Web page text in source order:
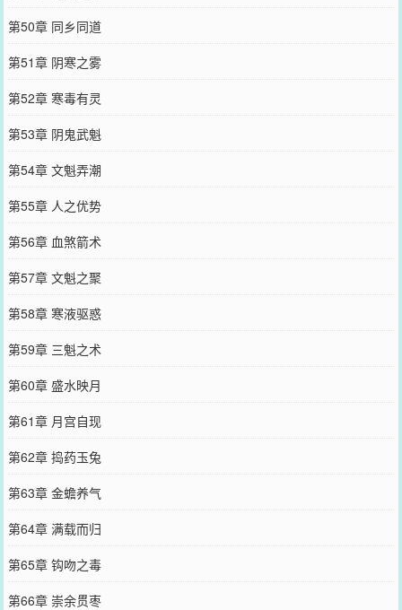
第50章 同乡同道
第51章 阴寒之雾
第52章 寒毒有灵
第53章 阴鬼武魁
第54章 文魁弄潮
第55章 人之优势
第56章 血煞箭术
第57章 文魁之聚
第58章 寒液驱惑
第59章 三魁之术
第60章 盛水映月
第61章 月宫自现
第62章 捣药玉兔
第63章 金蟾养气
第64章 满载而归
第65章 钩吻之毒
第66章 崇余贯枣